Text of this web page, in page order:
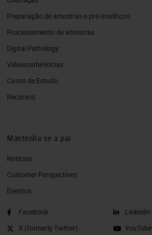
Preparação de amostras e pré-analíticos
Processamento de amostras
Digital Pathology
Videoconferências
Casos de Estudo
Recursos
Mantenha-se a par
Notícias
Customer Perspectives​
Eventos
Facebook
X (formerly Twitter)
LinkedIn
YouTube